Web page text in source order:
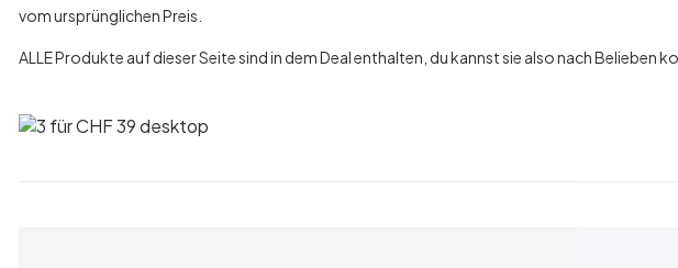
vom ursprünglichen Preis.
ALLE Produkte auf dieser Seite sind in dem Deal enthalten, du kannst sie also nach Belieben